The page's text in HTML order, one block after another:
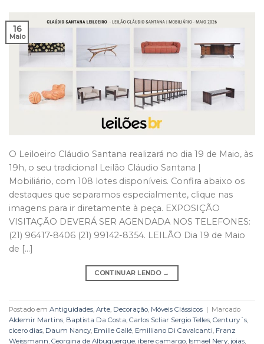
16
Maio
O Leiloeiro Cláudio Santana realizará no dia 19 de Maio, às
19h, o seu tradicional Leilão Cláudio Santana |
Mobiliário, com 108 lotes disponíveis. Confira abaixo os
destaques que separamos especialmente, clique nas
imagens para ir diretamente à peça. EXPOSIÇÃO
VISITAÇÃO DEVERÁ SER AGENDADA NOS TELEFONES:
(21) 96417-8406 (21) 99142-8354. LEILÃO Dia 19 de Maio
de […]
CONTINUAR LENDO →
Postado em Antiguidades, Arte, Decoração, Móveis Clássicos | Marcado
Aldemir Martins, Baptista Da Costa, Carlos Scliar Sergio Telles, Century´s,
cicero dias, Daum Nancy, Emille Gallé, Emilliano Di Cavalcanti, Franz
Weissmann, Georgina de Albuquerque, ibere camargo, Ismael Nery, joias,